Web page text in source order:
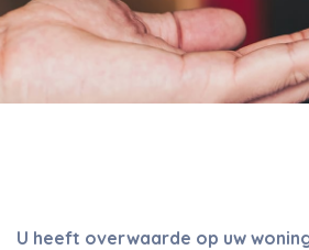
U heeft overwaarde op uw